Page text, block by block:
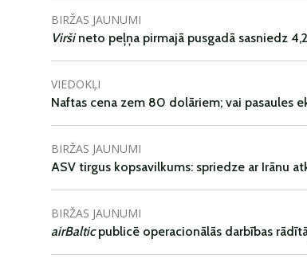
BIRŽAS JAUNUMI
Viršineto peļņa pirmajā pusgadā sasniedz
VIEDOKĻI
Naftas cena zem 80 dolāriem; vai pasaules
BIRŽAS JAUNUMI
ASV tirgus kopsavilkums: spriedze ar Irānu
BIRŽAS JAUNUMI
airBalticpublicē operacionālās darbības